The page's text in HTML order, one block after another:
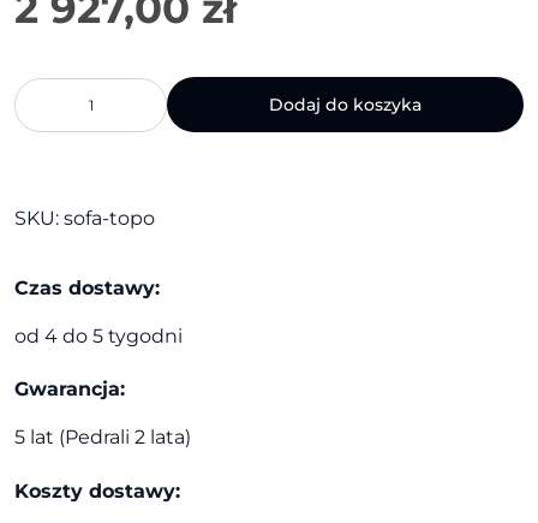
ilość
Sofa
Topo
Dodaj do koszyka
SKU: sofa-topo
Czas dostawy:
od 4 do 5 tygodni
Gwarancja:
5 lat (Pedrali 2 lata)
Koszty dostawy: